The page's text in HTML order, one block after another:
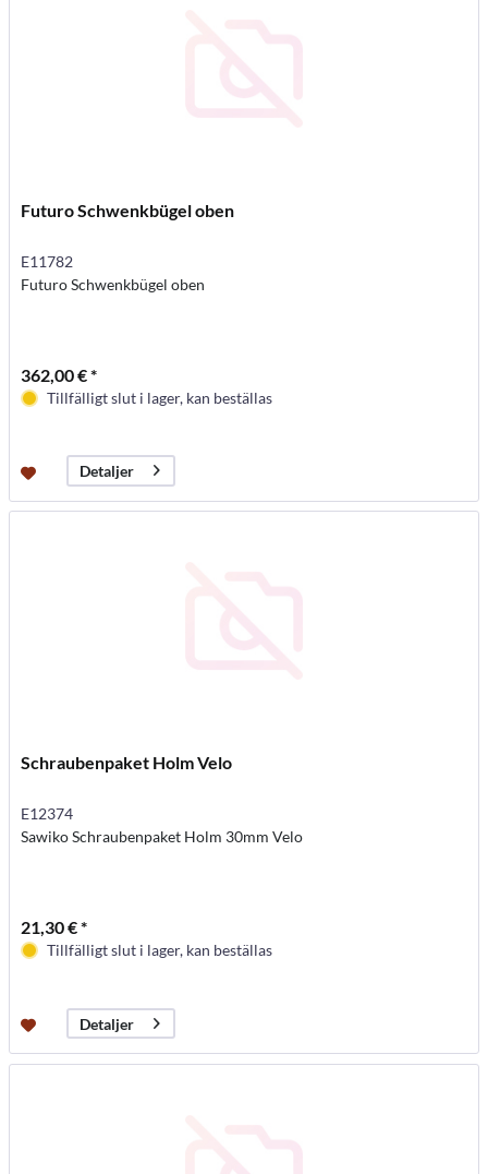
Futuro Schwenkbügel oben
E11782
Futuro Schwenkbügel oben
362,00 € *
Tillfälligt slut i lager, kan beställas
Detaljer
Schraubenpaket Holm Velo
E12374
Sawiko Schraubenpaket Holm 30mm Velo
21,30 € *
Tillfälligt slut i lager, kan beställas
Detaljer